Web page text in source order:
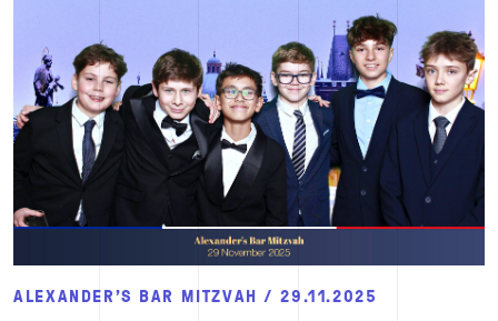
ALEXANDER’S BAR MITZVAH / 29.11.2025